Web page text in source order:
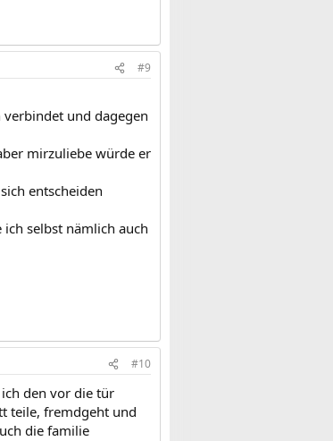
#9
und dagegen
mirzuliebe würde er
entscheiden
selbst nämlich auch
#10
den vor die tür
teile, fremdgeht und
die familie